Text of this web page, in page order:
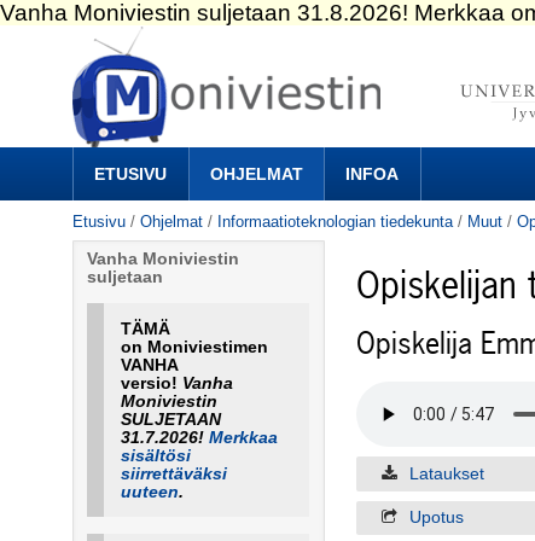
Siirry
sisältöön.
|
Siirry
navigointiin
ETUSIVU OHJELMAT INFOA
Etusivu /Ohjelmat / Informaatioteknologian tiedekunta / Muut /
Opiskelijan
Opiskelija
Lataukset
Upotus
Vanha Moniviestin
suljetaan
TÄMÄ
on Moniviestimen
VANHA
versio! Vanha
Moniviestin
SULJETAAN
31.7.2026! Merkkaa
sisältösi
siirrettäväksi
uuteen.